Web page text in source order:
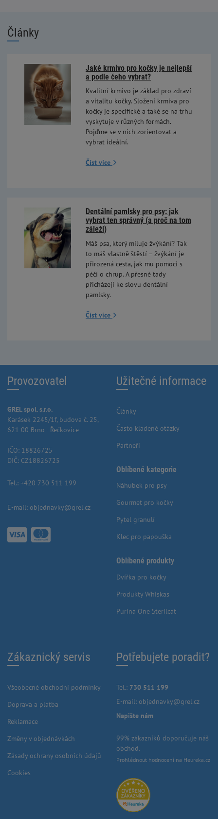
Články
Jaké krmivo pro kočky je nejlepší
a podle čeho vybrat?
Kvalitní krmivo je základ pro zdraví
a vitalitu kočky. Složení krmiva pro
kočky je specifické a také se na trhu
vyskytuje v různých formách.
Pojďme se v nich zorientovat a
vybrat ideální.
Číst více
Dentální pamlsky pro psy: jak
vybrat ten správný (a proč na tom
záleží)
Máš psa, který miluje žvýkání? Tak
to máš vlastně štěstí – žvýkání je
přirozená cesta, jak mu pomoci s
péčí o chrup. A přesně tady
přicházejí ke slovu dentální
pamlsky.
Číst více
Provozovatel
GREL spol. s.r.o.
Karásek 2245/1f, budova č. 25,
621 00 Brno - Řečkovice
IČO: 18826725
DIČ: CZ18826725
Tel.: +420 730 511 199
E-mail: objednavky@grel.cz
Užitečné informace
Články
Často kladené otázky
Partneři
Oblíbené kategorie
Náhubek pro psy
Gourmet pro kočky
Pytel granulí
Klec pro papouška
Oblíbené produkty
Dvířka pro kočky
Produkty Whiskas
Purina One Sterilcat
Zákaznický servis
Všeobecné obchodní podmínky
Doprava a platba
Reklamace
Změny v objednávkách
Zásady ochrany osobních údajů
Cookies
Potřebujete poradit?
Tel.: 730 511 199
E-mail: objednavky@grel.cz
Napište nám
99% zákazníků doporučuje náš
obchod.
Prohlédnout hodnocení na Heureka.cz